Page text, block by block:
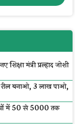
मंत्री प्रल्हाद जोशी
बनाओ, ₹3 लाख पाओ,
में ₹50 से ₹5000 तक